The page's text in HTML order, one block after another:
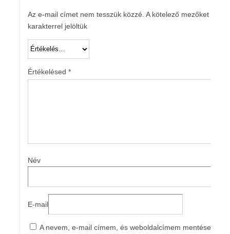
Az e-mail címet nem tesszük közzé. A kötelező mezőket
karakterrel jelöltük
Értékelésed *
Név
E-mail
A nevem, e-mail címem, és weboldalcímem mentése a